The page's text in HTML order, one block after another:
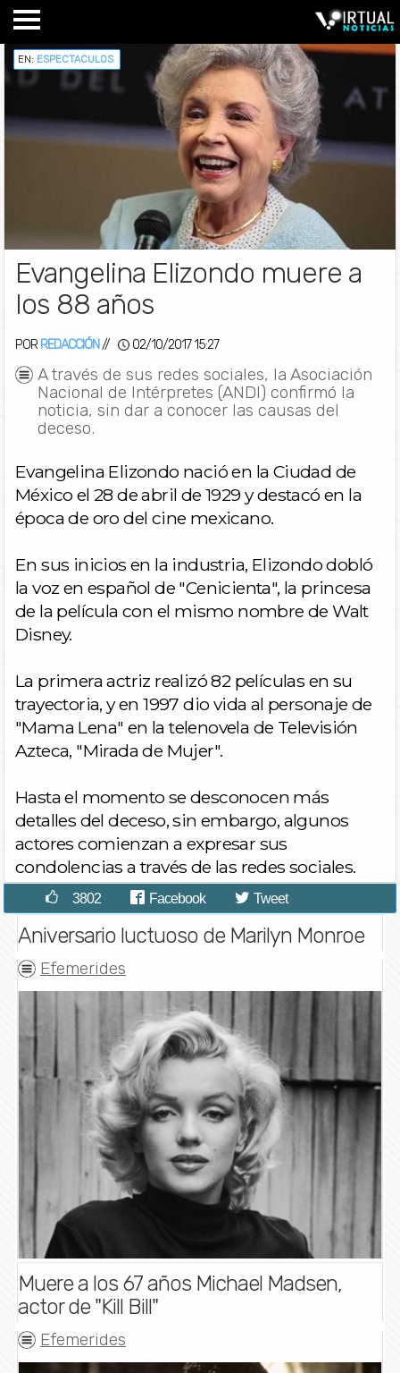
EN: ESPECTACULOS
Evangelina Elizondo muere a
los 88 años
POR REDACCIÓN // 02/10/2017 15:27
A través de sus redes sociales, la Asociación
Nacional de Intérpretes (ANDI) confirmó la
noticia, sin dar a conocer las causas del
deceso.
Evangelina Elizondo nació en la Ciudad de
México el 28 de abril de 1929 y destacó en la
época de oro del cine mexicano.
En sus inicios en la industria, Elizondo dobló
la voz en español de "Cenicienta", la princesa
de la película con el mismo nombre de Walt
Disney.
La primera actriz realizó 82 películas en su
trayectoria, y en 1997 dio vida al personaje de
"Mama Lena" en la telenovela de Televisión
Azteca, "Mirada de Mujer".
Hasta el momento se desconocen más
detalles del deceso, sin embargo, algunos
actores comienzan a expresar sus
condolencias a través de las redes sociales.
3802 Facebook Tweet
Aniversario luctuoso de Marilyn Monroe
Efemerides
Muere a los 67 años Michael Madsen,
actor de "Kill Bill"
Efemerides